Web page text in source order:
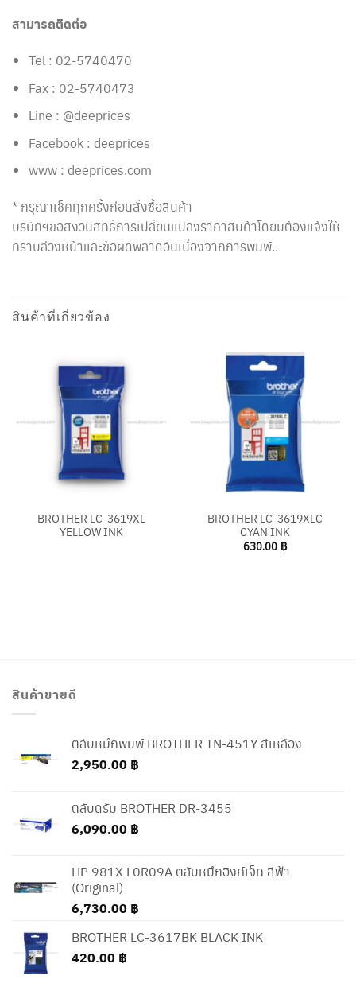
สามารถติดต่อ
Tel : 02-5740470
Fax : 02-5740473
Line : @deeprices
Facebook : deeprices
www : deeprices.com
* กรุณาเช็คทุกครั้งก่อนสั่งซื้อสินค้า
บริษัทฯขอสงวนสิทธิ์การเปลี่ยนแปลงราคาสินค้าโดยมิต้องแจ้งให้
ทราบล่วงหน้าและข้อผิดพลาดอันเนื่องจากการพิมพ์..
สินค้าที่เกี่ยวข้อง
BROTHER LC-3619XL
YELLOW INK
BROTHER LC-3619XLC
CYAN INK
630.00 ฿
สินค้าขายดี
ตลับหมึกพิมพ์ BROTHER TN-451Y สีเหลือง
2,950.00 ฿
ตลับดรัม BROTHER DR-3455
6,090.00 ฿
HP 981X L0R09A ตลับหมึกอิงค์เจ็ท สีฟ้า
(Original)
6,730.00 ฿
BROTHER LC-3617BK BLACK INK
420.00 ฿